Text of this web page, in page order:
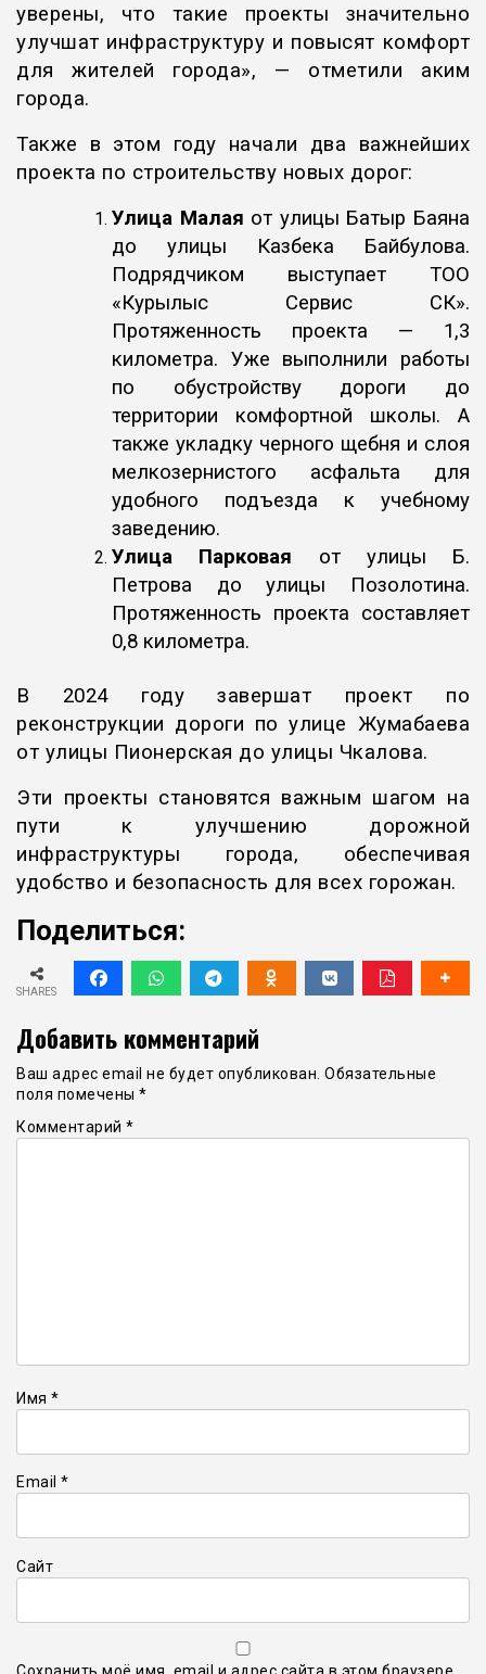
уверены, что такие проекты значительно
улучшат инфраструктуру и повысят комфорт
для жителей города», — отметили аким
города.
Также в этом году начали два важнейших
проекта по строительству новых дорог:
Улица Малая от улицы Батыр Баяна
до улицы Казбека Байбулова.
Подрядчиком выступает ТОО
«Курылыс Сервис СК».
Протяженность проекта — 1,3
километра. Уже выполнили работы
по обустройству дороги до
территории комфортной школы. А
также укладку черного щебня и слоя
мелкозернистого асфальта для
удобного подъезда к учебному
заведению.
Улица Парковая от улицы Б.
Петрова до улицы Позолотина.
Протяженность проекта составляет
0,8 километра.
В 2024 году завершат проект по
реконструкции дороги по улице Жумабаева
от улицы Пионерская до улицы Чкалова.
Эти проекты становятся важным шагом на
пути к улучшению дорожной
инфраструктуры города, обеспечивая
удобство и безопасность для всех горожан.
Поделиться:
SHARES
Добавить комментарий
Ваш адрес email не будет опубликован. Обязательные
поля помечены *
Комментарий *
Имя *
Email *
Сайт